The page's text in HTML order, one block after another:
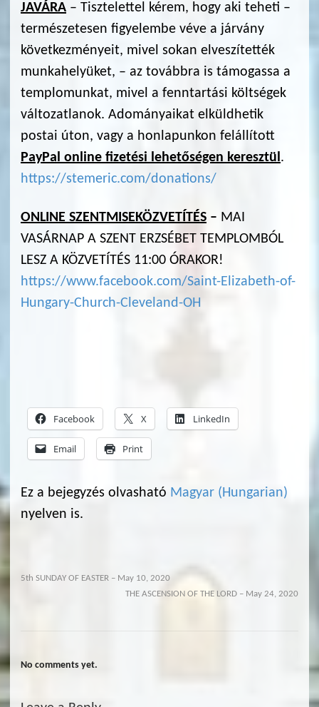
JAVÁRA – Tisztelettel kérem, hogy aki teheti –
természetesen figyelembe véve a járvány
következményeit, mivel sokan elveszítették
munkahelyüket, – az továbbra is támogassa a
templomunkat, mivel a fenntartási költségek
változatlanok. Adományaikat elküldhetik
postai úton, vagy a honlapunkon felállított
PayPal online fizetési lehetőségen keresztül.
https://stemeric.com/donations/
ONLINE SZENTMISEKÖZVETÍTÉS – MAI
VASÁRNAP A SZENT ERZSÉBET TEMPLOMBÓL
LESZ A KÖZVETÍTÉS 11:00 ÓRAKOR!
https://www.facebook.com/Saint-Elizabeth-of-
Hungary-Church-Cleveland-OH
Facebook X LinkedIn
Email Print
Ez a bejegyzés olvasható Magyar (Hungarian)
nyelven is.
5th SUNDAY OF EASTER – May 10, 2020
THE ASCENSION OF THE LORD – May 24, 2020
No comments yet.